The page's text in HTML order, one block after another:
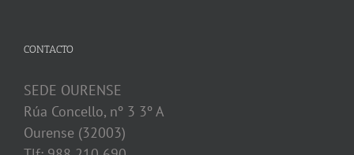
CONTACTO
SEDE OURENSE
Rúa Concello, nº 3 3º A
Ourense (32003)